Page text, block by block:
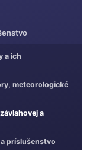
a ich
meteorologické
a
príslušenstvo